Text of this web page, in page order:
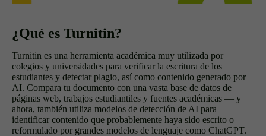
¿Qué es Turnitin?
Turnitin es una herramienta académica muy utilizada por
colegios y universidades para verificar la escritura de los
estudiantes y detectar plagio, así como contenido generado por
AI. Compara tu documento con una vasta base de datos de
páginas web, trabajos estudiantiles y fuentes académicas — y
ahora, también utiliza modelos de detección de AI para
identificar contenido que probablemente haya sido escrito o
reformulado por grandes modelos de lenguaje como ChatGPT.